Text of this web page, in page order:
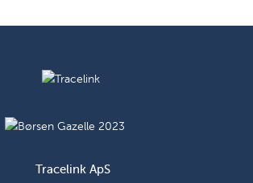
Tracelink ApS